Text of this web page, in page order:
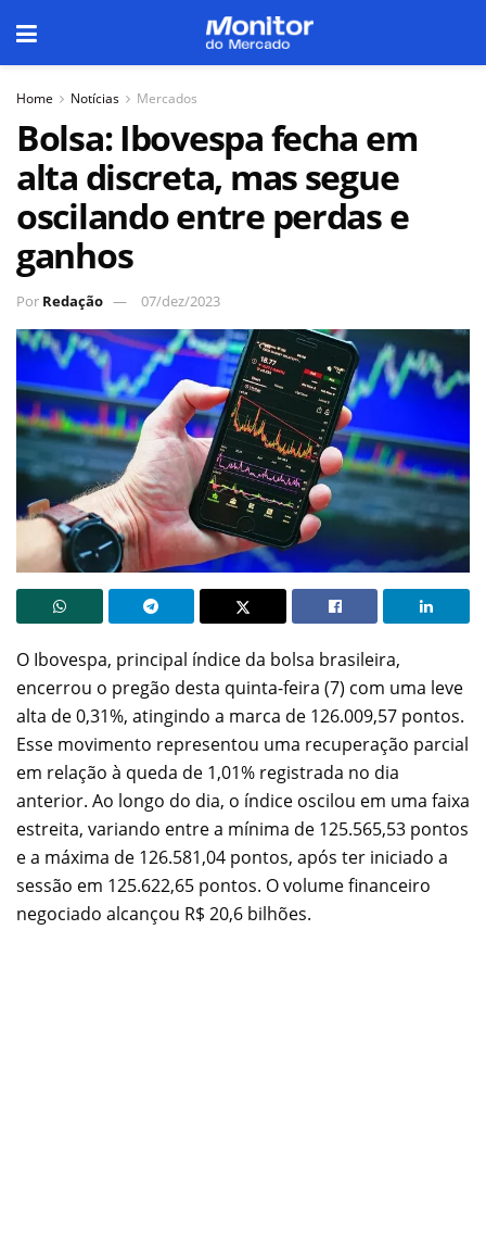
Home Notícias Mercados
Bolsa: Ibovespa fecha em
alta discreta, mas segue
oscilando entre perdas e
ganhos
Por Redação 07/dez/2023
O Ibovespa, principal índice da bolsa brasileira,
encerrou o pregão desta quinta-feira (7) com uma leve
alta de 0,31%, atingindo a marca de 126.009,57 pontos.
Esse movimento representou uma recuperação parcial
em relação à queda de 1,01% registrada no dia
anterior. Ao longo do dia, o índice oscilou em uma faixa
estreita, variando entre a mínima de 125.565,53 pontos
e a máxima de 126.581,04 pontos, após ter iniciado a
sessão em 125.622,65 pontos. O volume financeiro
negociado alcançou R$ 20,6 bilhões.